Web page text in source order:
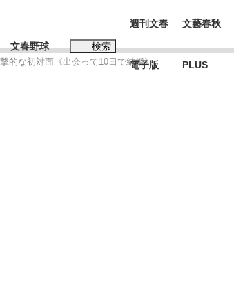
文春野球 検索
週刊文春
電子版
文藝春秋
PLUS
的な初対面《出会って10日で結婚》